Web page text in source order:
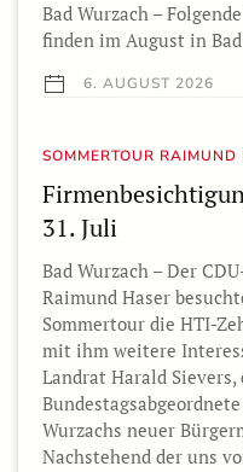
Bad Wurzach –
finden im August in
6. AUGUST 2026
SOMMERTOUR RAIMUND
31. Juli
Bad Wurzach – Der
Raimund Haser
Sommertour die HTI-
mit ihm weitere
Landrat Harald Sievers,
Wurzachs neuer
Nachstehend der uns